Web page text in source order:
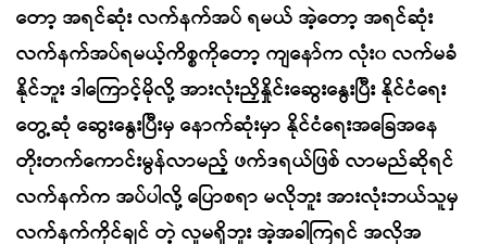
တော့ အရင်ဆုံး လက်နက်အပ် ရမယ် အဲ့တော့ အရင်ဆုံး
လက်နက်အပ်ရမယ့်ကိစ္စကိုတော့ ကျနော်က လုံး၀ လက်မခံ
နိုင်ဘူး ဒါကြောင့်မိုလို့ အားလုံးညှိနှိုင်းဆွေးနွေးပြီး နိုင်ငံရေး
တွေ့ဆုံ ဆွေးနွေးပြီးမှ နောက်ဆုံးမှာ နိုင်ငံရေးအခြေအနေ
တိုးတက်ကောင်းမွန်လာမည့် ဖက်ဒရယ်ဖြစ် လာမည်ဆိုရင်
လက်နက်က အပ်ပါလို့ ပြောစရာ မလိုဘူး အားလုံးဘယ်သူမှ
လက်နက်ကိုင်ချင် တဲ့ လူမရှိဘူး အဲ့အခါကြရင် အလိုအ